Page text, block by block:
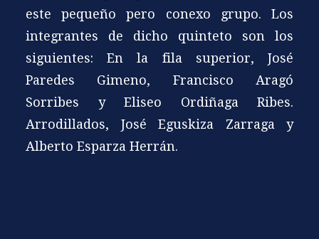
este pequeño pero conexo grupo. Los
integrantes de dicho quinteto son los
siguientes: En la fila superior, José
Paredes Gimeno, Francisco Aragó
Sorribes y Eliseo Ordiñaga Ribes.
Arrodillados, José Eguskiza Zarraga y
Alberto Esparza Herrán.